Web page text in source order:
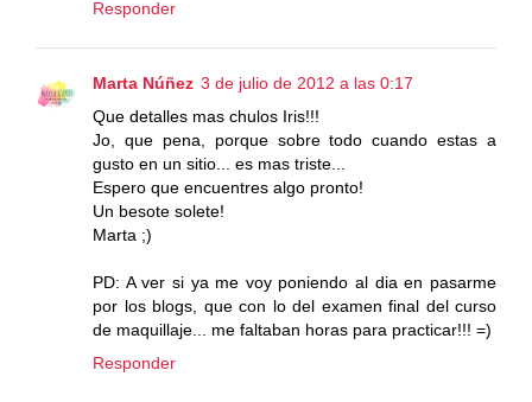
Responder
Marta Núñez 3 de julio de 2012 a las 0:17
Que detalles mas chulos Iris!!!
Jo, que pena, porque sobre todo cuando estas a
gusto en un sitio... es mas triste...
Espero que encuentres algo pronto!
Un besote solete!
Marta ;)
PD: A ver si ya me voy poniendo al dia en pasarme
por los blogs, que con lo del examen final del curso
de maquillaje... me faltaban horas para practicar!!! =)
Responder